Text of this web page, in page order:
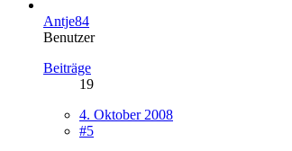
Antje84
Benutzer
Beiträge
19
4. Oktober 2008
#5